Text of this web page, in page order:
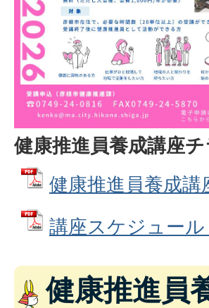
健康推進員養成講座
健康推進員養成
講座スケジュー
健康推進員